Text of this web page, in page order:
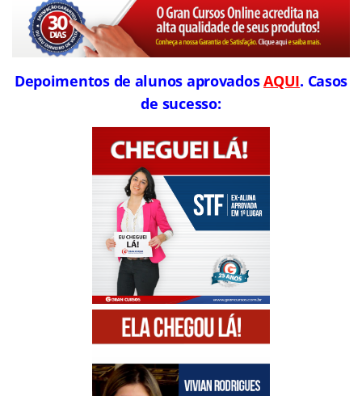
Depoimentos de alunos aprovadosAQUI. Casos
de sucesso: